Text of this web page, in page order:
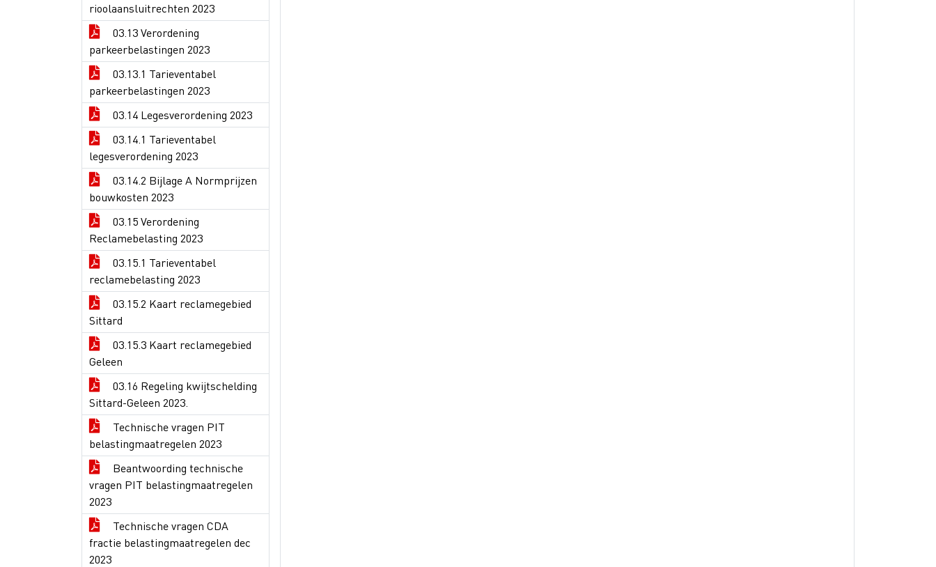
rioolaansluitrechten 2023
03.13 Verordening
parkeerbelastingen 2023
03.13.1 Tarieventabel
parkeerbelastingen 2023
03.14 Legesverordening 2023
03.14.1 Tarieventabel
legesverordening 2023
03.14.2 Bijlage A Normprijzen
bouwkosten 2023
03.15 Verordening
Reclamebelasting 2023
03.15.1 Tarieventabel
reclamebelasting 2023
03.15.2 Kaart reclamegebied
Sittard
03.15.3 Kaart reclamegebied
Geleen
03.16 Regeling kwijtschelding
Sittard-Geleen 2023.
Technische vragen PIT
belastingmaatregelen 2023
Beantwoording technische
vragen PIT belastingmaatregelen
2023
Technische vragen CDA
fractie belastingmaatregelen dec
2023